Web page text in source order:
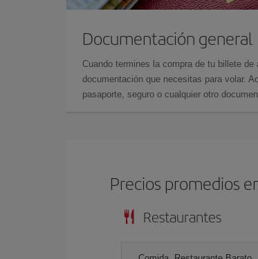
Documentación general
Cuando termines la compra de tu billete de
documentación que necesitas para volar.
pasaporte, seguro o cualquier otro
Precios promedios
Restaurantes